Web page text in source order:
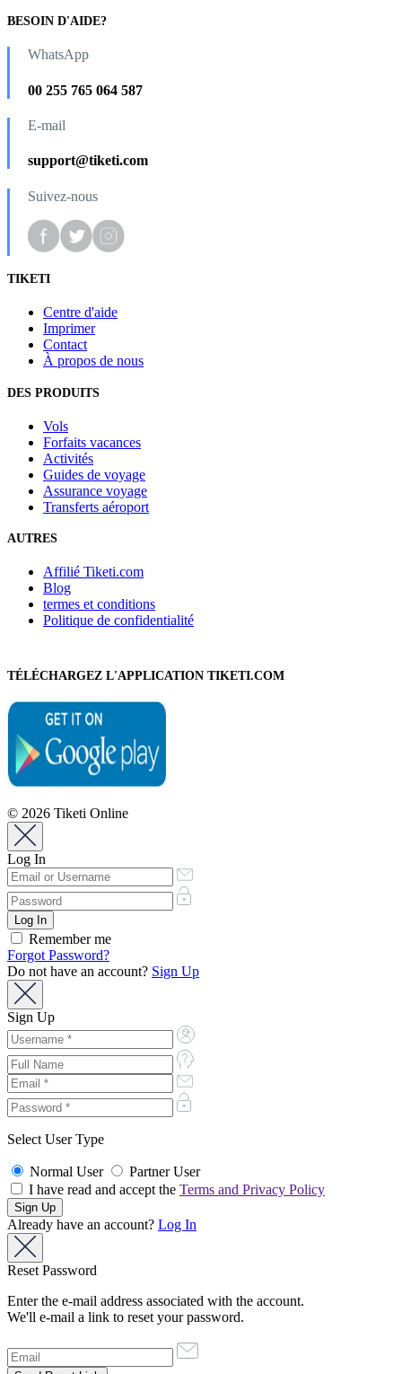
BESOIN D'AIDE?
WhatsApp
00 255 765 064 587
E-mail
support@tiketi.com
Suivez-nous
TIKETI
Centre d'aide
Imprimer
Contact
À propos de nous
DES PRODUITS
Vols
Forfaits vacances
Activités
Guides de voyage
Assurance voyage
Transferts aéroport
AUTRES
Affilié Tiketi.com
Blog
termes et conditions
Politique de confidentialité
TÉLÉCHARGEZ L'APPLICATION TIKETI.COM
© 2026 Tiketi Online
Log In
Remember me
Forgot Password?
Do not have an account? Sign Up
Sign Up
Select User Type
Normal User
Partner User
I have read and accept the Terms and Privacy Policy
Already have an account? Log In
Reset Password
Enter the e-mail address associated with the account.
We'll e-mail a link to reset your password.